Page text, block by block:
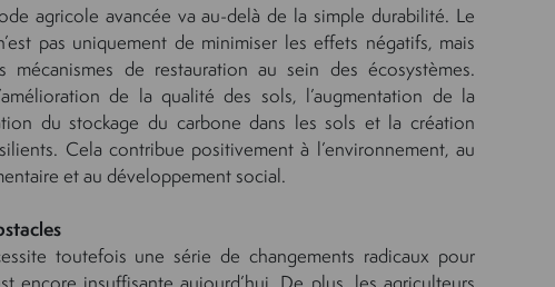
agricole avancée va au-delà de la simple durabilité. Le
pas uniquement de minimiser les effets négatifs, mais
de restauration au sein des écosystèmes.
de la qualité des sols, l’augmentation de la
du stockage du carbone dans les sols et la création
Cela contribue positivement à l’environnement, au
et au développement social.
toutefois une série de changements radicaux pour